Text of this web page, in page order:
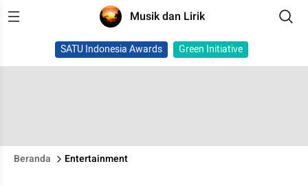
Musik dan Lirik
SATU Indonesia Awards Green Initiative
Beranda Entertainment